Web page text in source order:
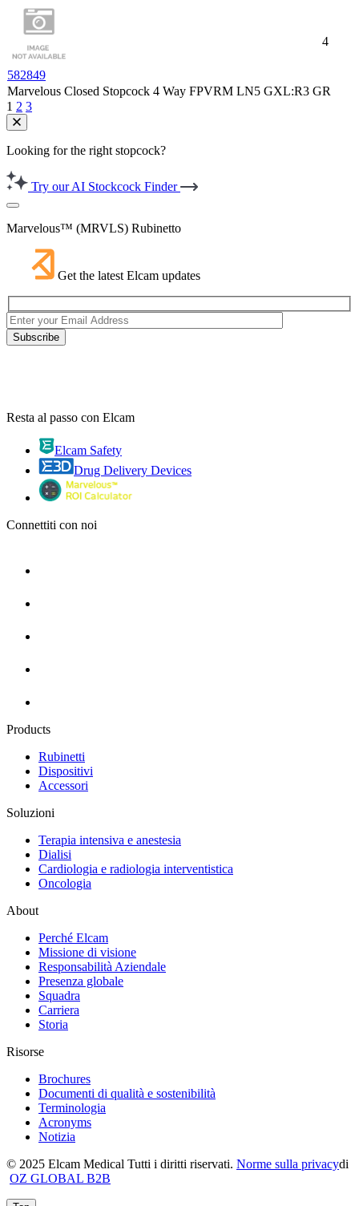
582849
4
Marvelous Closed Stopcock 4 Way FPVRM LN5 GXL:R3 GR
1 2 3
Looking for the right stopcock?
Try our AI Stockcock Finder
Marvelous™ (MRVLS) Rubinetto
Get the latest Elcam updates
Resta al passo con Elcam
Elcam Safety
Drug Delivery Devices
Connettiti con noi
Products
Rubinetti
Dispositivi
Accessori
Soluzioni
Terapia intensiva e anestesia
Dialisi
Cardiologia e radiologia interventistica
Oncologia
About
Perché Elcam
Missione di visione
Responsabilità Aziendale
Presenza globale
Squadra
Carriera
Storia
Risorse
Brochures
Documenti di qualità e sostenibilità
Terminologia
Acronyms
Notizia
© 2025 Elcam Medical Tutti i diritti riservati. Norme sulla privacydi
OZ GLOBAL B2B